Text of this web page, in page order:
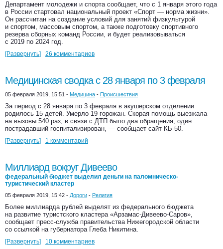
Департамент молодежи и спорта сообщает, что с 1 января этого года
в России стартовал национальный проект «Спорт — норма жизни».
Он рассчитан на создание условий для занятий физкультурой
и спортом, массовым спортом, а также подготовку спортивного
резерва сборных команд России, и будет реализовываться
с 2019 по 2024 год.
[Развернуть] 26 комментариев
Медицинская сводка с 28 января по 3 февраля
05 февраля 2019, 15:51 - Медицина - Происшествия
За период с 28 января по 3 февраля в акушерском отделении
родилось 15 детей. Умерло 19 горожан. Скорая помощь выезжала
на вызовы 540 раз, в связи с ДТП было два обращения, один
пострадавший госпитализирован, — сообщает сайт КБ-50.
[Развернуть] 1 комментарий
Миллиард вокруг Дивеево
федеральный бюджет выделил деньги на паломническо-
туристический кластер
05 февраля 2019, 15:42 - Дороги - Религия
Более миллиарда рублей выделят из федерального бюджета
на развитие туристского кластера «Арзамас-Дивеево-Саров»,
сообщает пресс-служба правительства Нижегородской области
со ссылкой на губернатора Глеба Никитина.
[Развернуть] 10 комментариев